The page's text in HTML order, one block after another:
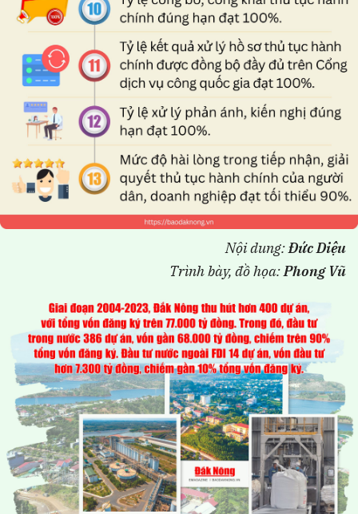
Nội dung:Đức Diệu
Trình bày, đồ họa:Phong Vũ